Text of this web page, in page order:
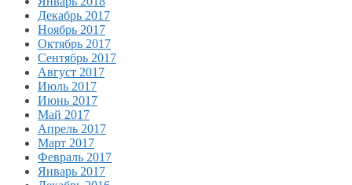
Декабрь 2017
Ноябрь 2017
Октябрь 2017
Сентябрь 2017
Август 2017
Июль 2017
Июнь 2017
Май 2017
Апрель 2017
Март 2017
Февраль 2017
Январь 2017